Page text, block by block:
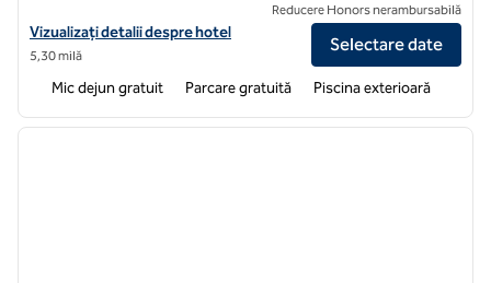
Vizualizați detaliile hotelului Hampton Inn & Suites Arundel Mills/
Vizualizați detalii despre hotel
5,30 milă
Reducere Honors nerambursabilă
Selectare date
Mic dejun gratuit Parcare gratuită Piscina exterioară
1 din 12